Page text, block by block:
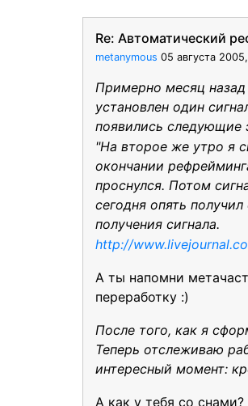
Re: Автоматический
metanymous 05 августа
Примерно месяц назад
установлен один
появились следующие
"На второе же утро я
окончании
проснулся. Потом
сегодня опять
получения сигнала.
http://
А ты напомни
переработку :)
После того, как я
Теперь отслеживаю
интересный момент:
А как у тебя со